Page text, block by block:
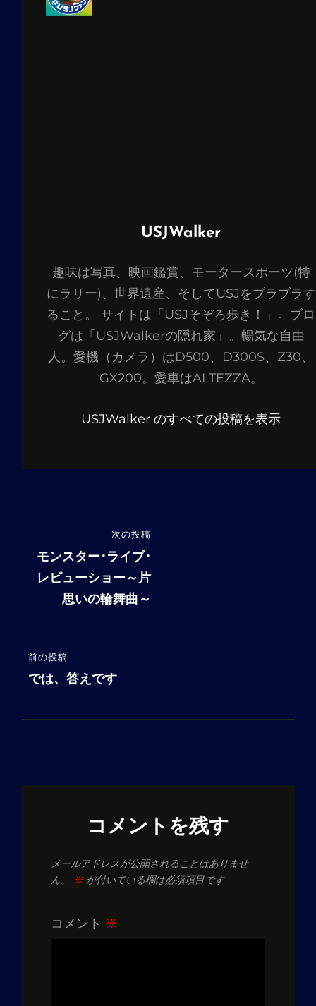
投
者:
USJWalker
趣味は写真、映画鑑賞、モータースポーツ(特
にラリー)、世界遺産、そしてUSJをブラブラす
ること。 サイトは「USJそぞろ歩き！」。ブロ
グは「USJWalkerの隠れ家」。暢気な自由
人。愛機（カメラ）はD500、D300S、Z30、
GX200。愛車はALTEZZA。
USJWalker のすべての投稿を表示
稿
ナ
ー
シ
前
の
稿
前の投稿
では、答えです
の
投
次の投稿
モンスター･ライブ･
レビューショー～片
思いの輪舞曲～
コメントを残す
メールアドレスが公開されることはありませ
ん。
※が付いている欄は必須項目です
コメント ※